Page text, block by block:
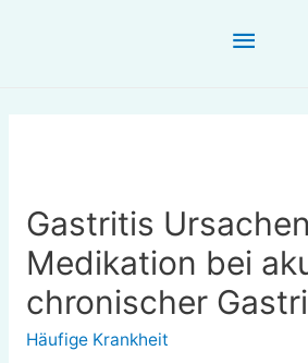
Gastritis
Medikation bei
chronischer
Häufige Krankheit